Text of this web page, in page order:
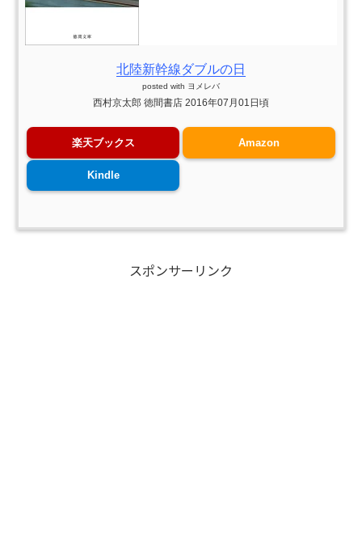
北陸新幹線ダブルの日
posted with ヨメレバ
西村京太郎 徳間書店 2016年07月01日頃
楽天ブックス Amazon
Kindle
スポンサーリンク